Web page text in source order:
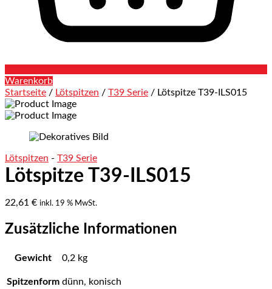
Warenkorb
Startseite / Lötspitzen / T39 Serie / Lötspitze T39-ILS015
Lötspitzen - T39 Serie
Lötspitze T39-ILS015
22,61 € inkl. 19 % MwSt.
Zusätzliche Informationen
Gewicht 0,2 kg
Spitzenform dünn, konisch